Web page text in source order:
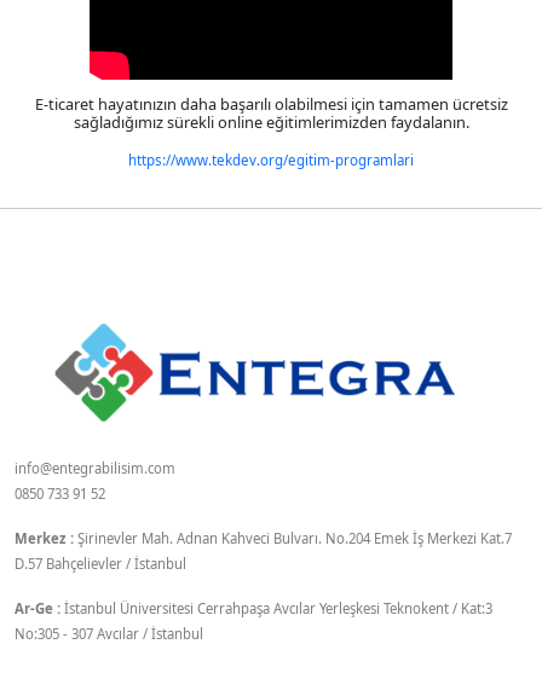
E-ticaret hayatınızın daha başarılı olabilmesi için tamamen ücretsiz
sağladığımız sürekli online eğitimlerimizden faydalanın.
https://www.tekdev.org/egitim-programlari
info@entegrabilisim.com
0850 733 91 52
Merkez : Şirinevler Mah. Adnan Kahveci Bulvarı. No.204 Emek İş Merkezi Kat.7
D.57 Bahçelievler / İstanbul
Ar-Ge : İstanbul Üniversitesi Cerrahpaşa Avcılar Yerleşkesi Teknokent / Kat:3
No:305 - 307 Avcılar / İstanbul